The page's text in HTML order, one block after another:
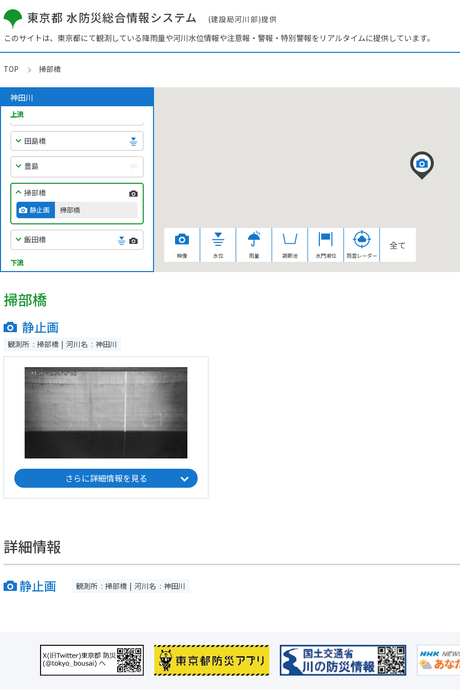
東京都 水防災総合情報システム (建設局河川部)提供
このサイトは、東京都にて観測している降雨量や河川水位情報や注意報・警報・特別警報をリアルタイムに提供しています。
TOP 掃部橋
神田川
上流
高砂橋
中野
柏橋
田島橋
豊島
掃部橋
静止画 掃部橋
飯田橋
下流
映像 水位 雨量 調節池 水門潮位 雨雲レーダー
全て
掃部橋
静止画
観測所 掃部橋 河川名 神田川
さらに詳細情報を見る
詳細情報
静止画 観測所 掃部橋 河川名 神田川